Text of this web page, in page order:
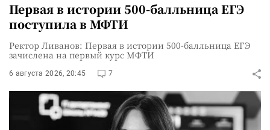
Первая в истории 500-балльница ЕГЭ
поступила в МФТИ
Ректор Ливанов: Первая в истории 500-балльница ЕГЭ
зачислена на первый курс МФТИ
6 августа 2026, 20:45 7